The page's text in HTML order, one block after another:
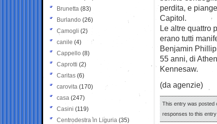
perdita, e
Capitol.
Le altre quattro
erano tutti
Benjamin
55 anni, di
Kennesaw.
(da agenzie)
This entry was posted
responses to this
Brunetta (83)
Burlando (26)
Camogli (2)
canile (4)
Cappello (8)
Caprotti (2)
Caritas (6)
carovita (170)
casa (247)
Casini (119)
Centrodestra in Liguria (35)